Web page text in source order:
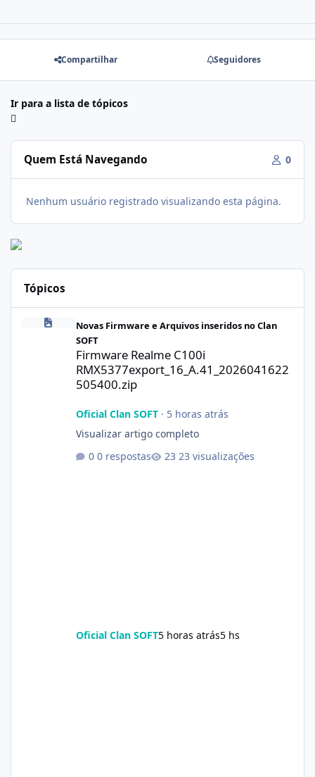
Compartilhar Seguidores
Ir para a lista de tópicos
Quem Está Navegando 0
Nenhum usuário registrado visualizando esta página.
Tópicos
Firmware Realme C100i
Novas Firmware e Arquivos inseridos no Clan
SOFT
Firmware Realme C100i
RMX5377export_16_A.41_2026041622
505400.zip
Oficial Clan SOFT· 5 horas atrás
Visualizar artigo completo
0 respostas
23 visualizações
Oficial Clan SOFT5 horas atrás5 hs